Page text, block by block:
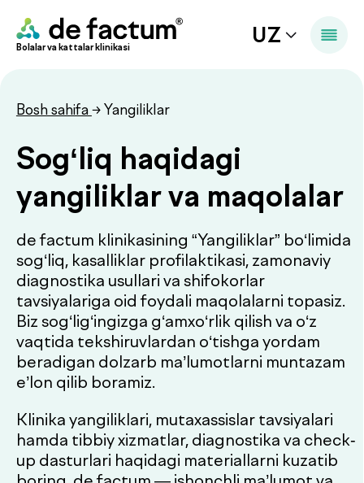
Bolalar va kattalar klinikasi
yangiliklar va maqolalar
de factum klinikasining “Yangiliklar” bo‘limida
sog‘liq, kasalliklar profilaktikasi, zamonaviy
tavsiyalariga oid foydali maqolalarni topasiz.
Biz sog‘lig‘ingizga g‘amxo‘rlik qilish va o‘z
vaqtida tekshiruvlardan o‘tishga yordam
beradigan dolzarb ma’lumotlarni muntazam
e’lon qilib boramiz.
Klinika yangiliklari, mutaxassislar tavsiyalari
hamda tibbiy xizmatlar, diagnostika va check-
up dasturlari haqidagi materiallarni kuzatib
boring. de factum — ishonchli ma’lumot va